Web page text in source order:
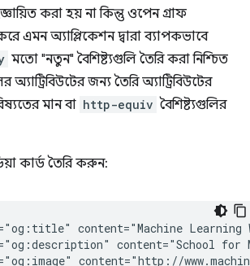
করা হয় না কিন্তু ওপেন গ্রাফ
এমন অ্যাপ্লিকেশন দ্বারা ব্যাপকভাবে
মতো "নতুন" বৈশিষ্ট্যগুলি তৈরি করা নিশ্চিত
জন্য তৈরি অ্যাট্রিবিউটের
মান বা http-equiv বৈশিষ্ট্যগুলির
কার্ড তৈরি করুন:
content="Machine Learning
content="School for
content="http://